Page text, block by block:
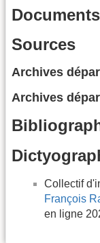
Documents
Sources
Archives
Archives
Collectif
François
en ligne